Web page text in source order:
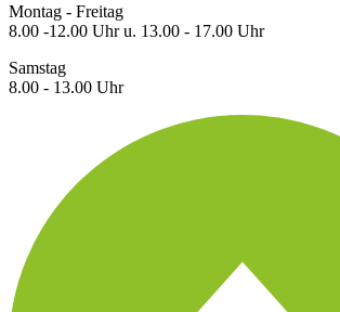
Montag - Freitag
8.00 -12.00 Uhr u. 13.00 - 17.00 Uhr
Samstag
8.00 - 13.00 Uhr